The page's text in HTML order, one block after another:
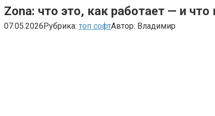
Zona: что это, как работает — и
07.05.2026Рубрика: топ софтАвтор: Владимир